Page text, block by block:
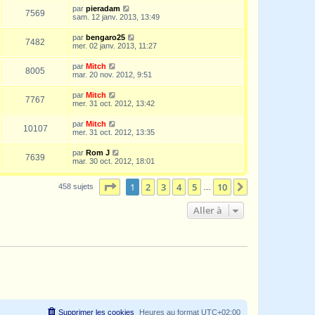
7569 par pieradam
sam. 12 janv. 2013, 13:49
7482 par bengaro25
mer. 02 janv. 2013, 11:27
8005 par Mitch
mar. 20 nov. 2012, 9:51
7767 par Mitch
mer. 31 oct. 2012, 13:42
10107 par Mitch
mer. 31 oct. 2012, 13:35
7639 par Rom J
mar. 30 oct. 2012, 18:01
458 sujets Page sur10
1 2 3 4 5 10
Aller à
Heures au format UTC+02:00
Supprimer les cookies